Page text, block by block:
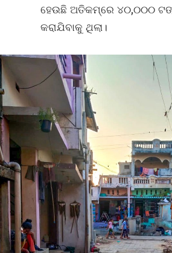
ହେଉଛି ଅତିକମ୍‌ରେ ୪୦,୦୦୦
କରାଯିବାକୁ ଥିଲା।